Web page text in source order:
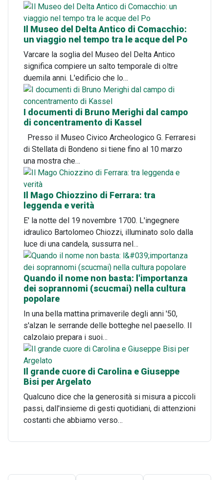
Il Museo del Delta Antico di Comacchio:
un viaggio nel tempo tra le acque del Po
Varcare la soglia del Museo del Delta Antico
significa compiere un salto temporale di oltre
duemila anni. L'edificio che lo…
I documenti di Bruno Merighi dal campo
di concentramento di Kassel
Presso il Museo Civico Archeologico G. Ferraresi
di Stellata di Bondeno si tiene fino al 10 marzo
una mostra che…
Il Mago Chiozzino di Ferrara: tra
leggenda e verità
E' la notte del 19 novembre 1700. L'ingegnere
idraulico Bartolomeo Chiozzi, illuminato solo dalla
luce di una candela, sussurra nel…
Quando il nome non basta: l'importanza
dei soprannomi (scucmai) nella cultura
popolare
In una bella mattina primaverile degli anni '50,
s'alzan le serrande delle botteghe nel paesello. Il
calzolaio prepara i suoi…
Il grande cuore di Carolina e Giuseppe
Bisi per Argelato
Qualcuno dice che la generosità si misura a piccoli
passi, dall'insieme di gesti quotidiani, di attenzioni
costanti che abbiamo verso…